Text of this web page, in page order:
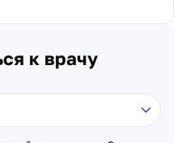
к врачу